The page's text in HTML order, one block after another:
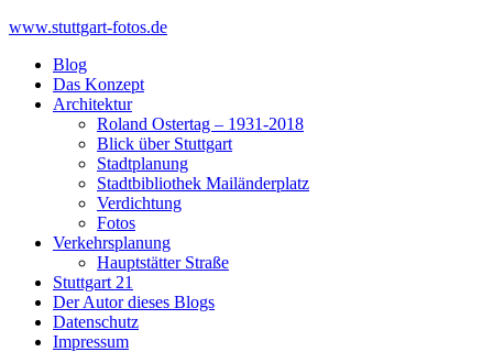
Skip
content
www.stuttgart-fotos.de
Blog
Das Konzept
Architektur
Roland Ostertag – 1931-2018
Blick über Stuttgart
Stadtplanung
Stadtbibliothek Mailänderplatz
Verdichtung
Fotos
Verkehrsplanung
Hauptstätter Straße
Stuttgart 21
Der Autor dieses Blogs
Datenschutz
Impressum